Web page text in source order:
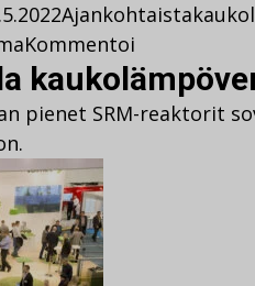
Ajankohtaista
Kommentoi
pienet SRM-reaktorit